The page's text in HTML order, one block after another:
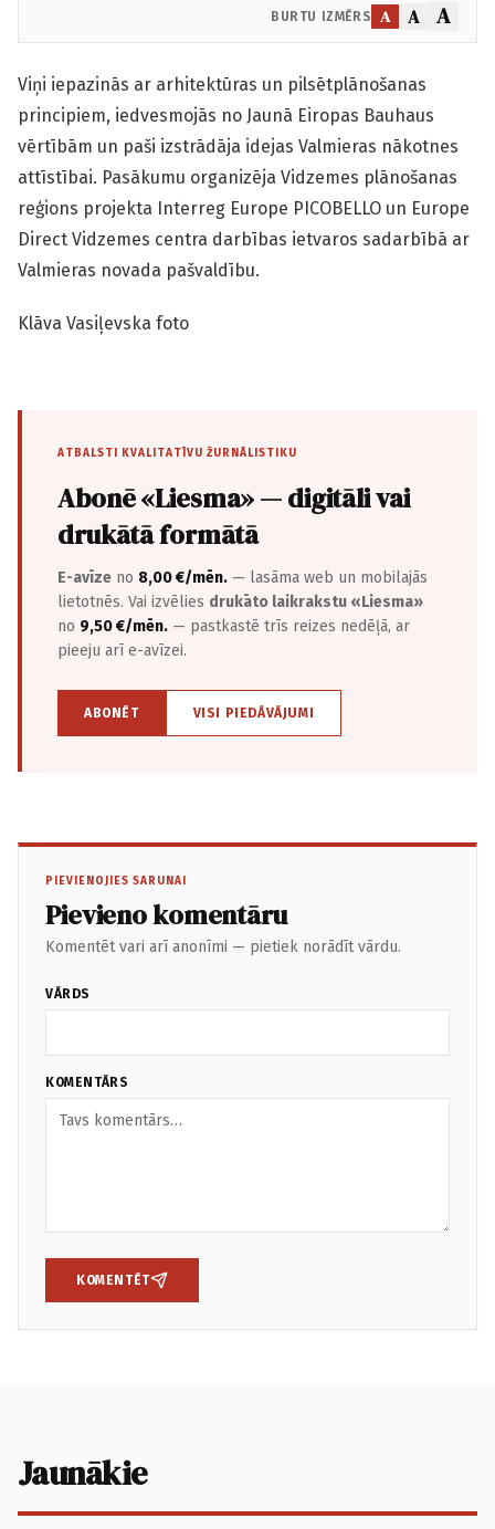
BURTU IZMĒRS A A A
Viņi iepazinās ar arhitektūras un pilsētplānošanas
principiem, iedvesmojās no Jaunā Eiropas Bauhaus
vērtībām un paši izstrādāja idejas Valmieras nākotnes
attīstībai. Pasākumu organizēja Vidzemes plānošanas
reģions projekta Interreg Europe PICOBELLO un Europe
Direct Vidzemes centra darbības ietvaros sadarbībā ar
Valmieras novada pašvaldību.
Klāva Vasiļevska foto
ATBALSTI KVALITATĪVU ŽURNĀLISTIKU
Abonē «Liesma» — digitāli vai
drukātā formātā
E-avīze no 8,00 €/mēn. — lasāma web un mobilajās
lietotnēs. Vai izvēlies drukāto laikrakstu «Liesma»
no 9,50 €/mēn. — pastkastē trīs reizes nedēļā, ar
pieeju arī e-avīzei.
ABONĒT VISI PIEDĀVĀJUMI
PIEVIENOJIES SARUNAI
Pievieno komentāru
Komentēt vari arī anonīmi — pietiek norādīt vārdu.
VĀRDS
KOMENTĀRS
KOMENTĒT
Jaunākie